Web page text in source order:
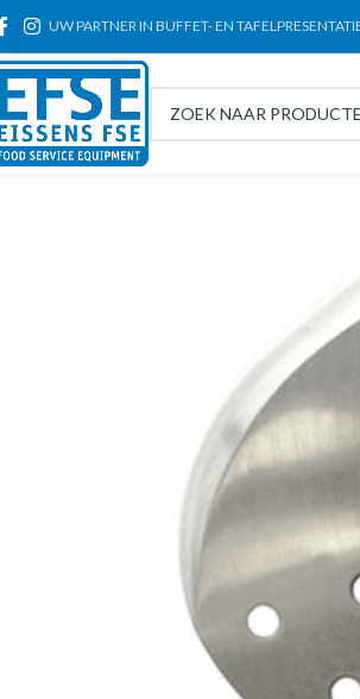
UW PARTNER IN BUFFET- EN